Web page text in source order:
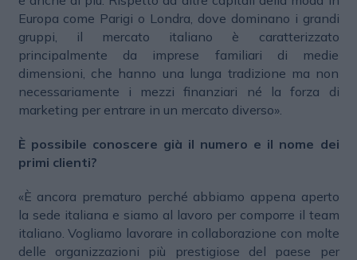
Europa come Parigi o Londra, dove dominano i grandi
gruppi, il mercato italiano è caratterizzato
principalmente da imprese familiari di medie
dimensioni, che hanno una lunga tradizione ma non
necessariamente i mezzi finanziari né la forza di
marketing per entrare in un mercato diverso».
È possibile conoscere già il numero e il nome dei
primi clienti?
«È ancora prematuro perché abbiamo appena aperto
la sede italiana e siamo al lavoro per comporre il team
italiano. Vogliamo lavorare in collaborazione con molte
delle organizzazioni più prestigiose del paese per